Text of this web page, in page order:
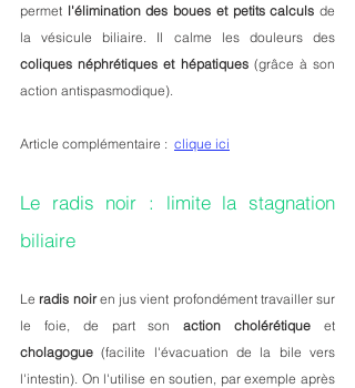
permet l'élimination des boues et petits calculs de
coliques néphrétiques et hépatiques (grâce à son
action antispasmodique).
Article complémentaire : clique ici
Le radis noir : limite la stagnation
biliaire
Le radis noir en jus vient profondément travailler sur
le foie, de part son action cholérétique
cholagogue (facilite l'évacuation de la bile vers
l'intestin). On l'utilise en soutien, par exemple après